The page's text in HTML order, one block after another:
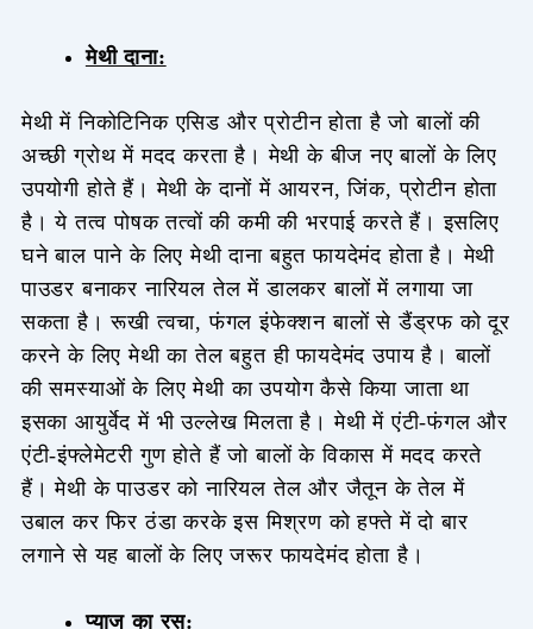
मेथी दाना:
मेथी में निकोटिनिक एसिड और प्रोटीन होता है जो बालों की
अच्छी ग्रोथ में मदद करता है। मेथी के बीज नए बालों के लिए
उपयोगी होते हैं। मेथी के दानों में आयरन, जिंक, प्रोटीन होता
है। ये तत्व पोषक तत्वों की कमी की भरपाई करते हैं। इसलिए
घने बाल पाने के लिए मेथी दाना बहुत फायदेमंद होता है। मेथी
पाउडर बनाकर नारियल तेल में डालकर बालों में लगाया जा
सकता है। रूखी त्वचा, फंगल इंफेक्शन बालों से डैंड्रफ को दूर
करने के लिए मेथी का तेल बहुत ही फायदेमंद उपाय है। बालों
की समस्याओं के लिए मेथी का उपयोग कैसे किया जाता था
इसका आयुर्वेद में भी उल्लेख मिलता है। मेथी में एंटी-फंगल और
एंटी-इंफ्लेमेटरी गुण होते हैं जो बालों के विकास में मदद करते
हैं। मेथी के पाउडर को नारियल तेल और जैतून के तेल में
उबाल कर फिर ठंडा करके इस मिश्रण को हफ्ते में दो बार
लगाने से यह बालों के लिए जरूर फायदेमंद होता है।
प्याज का रस: